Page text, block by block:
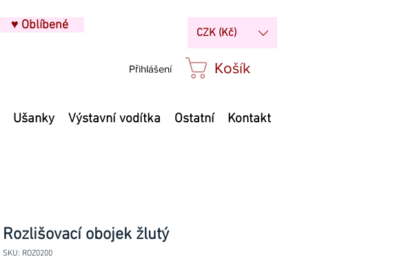
♥ Oblíbené
Přihlášení
CZK (Kč)
Košík
Ušanky Výstavní vodítka Ostatní Kontakt
Rozlišovací obojek žlutý
SKU: ROZ0200